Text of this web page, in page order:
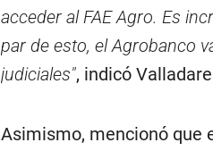
acceder al FAE Agro. Es
par de esto, el Agrobanco
judiciales", indicó
Asimismo, mencionó que